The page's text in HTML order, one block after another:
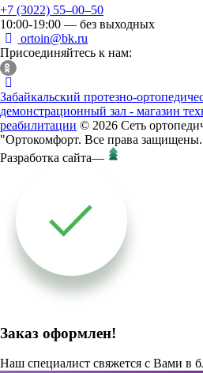
+7 (3022) 55‒00‒50
10:00-19:00 — без выходных
ortoin@bk.ru
Присоединяйтесь к нам:
Забайкальский протезно-
демонстрационный зал - магазин
реабилитации © 2026 Сеть
"Ортокомфорт. Все права защищены.
Разработка сайта—
Заказ оформлен!
Наш специалист свяжется с Вами в